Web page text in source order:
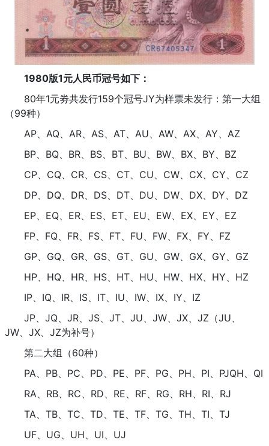
1980版1元人民币冠号如下：
80年1元劵共发行159个冠号JY为样票未发行：第一大组
（99种）
AP、AQ、AR、AS、AT、AU、AW、AX、AY、AZ
BP、BQ、BR、BS、BT、BU、BW、BX、BY、BZ
CP、CQ、CR、CS、CT、CU、CW、CX、CY、CZ
DP、DQ、DR、DS、DT、DU、DW、DX、DY、DZ
EP、EQ、ER、ES、ET、EU、EW、EX、EY、EZ
FP、FQ、FR、FS、FT、FU、FW、FX、FY、FZ
GP、GQ、GR、GS、GT、GU、GW、GX、GY、GZ
HP、HQ、HR、HS、HT、HU、HW、HX、HY、HZ
IP、IQ、IR、IS、IT、IU、IW、IX、IY、IZ
JP、JQ、JR、JS、JT、JU、JW、JX、JZ（JU、
JW、JX、JZ为补号）
第二大组（60种）
PA、PB、PC、PD、PE、PF、PG、PH、PI、PJQH、QI
RA、RB、RC、RD、RE、RF、RG、RH、RI、RJ
TA、TB、TC、TD、TE、TF、TG、TH、TI、TJ
UF、UG、UH、UI、UJ